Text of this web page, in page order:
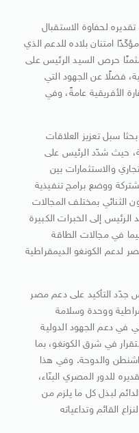
لحفاوة الاستقبال
امتنان بلاده للدعم الذي
حرص السيد الرئيس على
فضلًا عن الجهود التي
الأفريقية عامةً، وفي
سبل تعزيز العلاقات
حيث شدّد الرئيس على
والاستثمارات بين
ووضع برامج تنفيذية
الثنائي بمختلف المجالات
إلى الخبرات الكبيرة
في مجالات الطاقة
لدعم الكونغو الديمقراطية
جدّد التأكيد على دعم مصر
ووحدة وسلامة
في دعم الجهود الدولية
في شرق الكونغو، بما
والدوحة. وفي هذا
للدور المصري البنّاء،
لبذل كل ما يلزم من
القائم وتداعياته